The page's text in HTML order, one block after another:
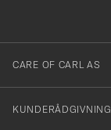
dig
till
vårt
nyhetsbrev!
CARE OF CARL AS
KUNDERÅDGIVNING